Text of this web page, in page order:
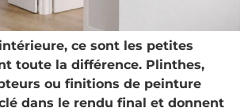
ce sont les petites
toute la différence. Plinthes,
ou finitions de peinture
dans le rendu final et donnent